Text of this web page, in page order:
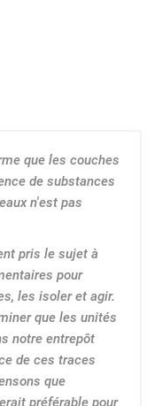
que les couches
de substances
n'est pas
pris le sujet à
pour
les isoler et agir.
que les unités
notre entrepôt
de ces traces
que
préférable pour